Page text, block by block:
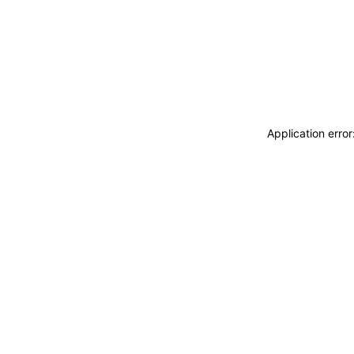
Application